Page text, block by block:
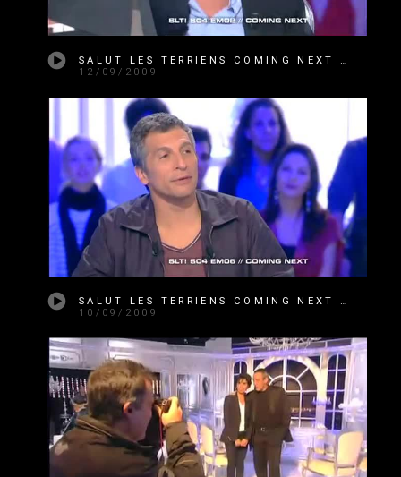
SALUT LES TERRIENS COMING NEXT SAISON 4 ÉMISSION 02
12/09/2009
SALUT LES TERRIENS COMING NEXT SAISON 4 ÉMISSION 06
10/09/2009